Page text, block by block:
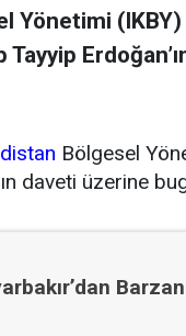
Yönetimi (IKBY)
Tayyip
Bölgesel
daveti üzerine